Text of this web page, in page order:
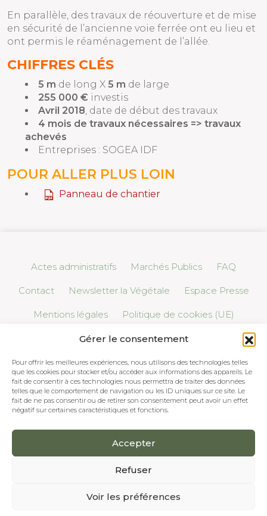
Gérer le consentement
Pour offrir les meilleures expériences, nous utilisons des technologies telles
que les cookies pour stocker et/ou accéder aux informations des appareils. Le
fait de consentir à ces technologies nous permettra de traiter des données
telles que le comportement de navigation ou les ID uniques sur ce site. Le
fait de ne pas consentir ou de retirer son consentement peut avoir un effet
négatif sur certaines caractéristiques et fonctions.
Accepter
Refuser
Voir les préférences
En parallèle, des travaux de réouverture et de mise
en sécurité de l’ancienne voie ferrée ont eu lieu et
ont permis le réaménagement de l’allée.
CHIFFRES CLÉS
5 m de long X 5 m de large
255 000 € investis
Avril 2018, date de début des travaux
4 mois de travaux nécessaires => travaux
achevés
Entreprises : SOGEA IDF
POUR ALLER PLUS LOIN
Panneau de chantier
Actes administratifs Marchés Publics FAQ
Contact Newsletter la Végétale Espace Presse
Mentions légales Politique de cookies (UE)